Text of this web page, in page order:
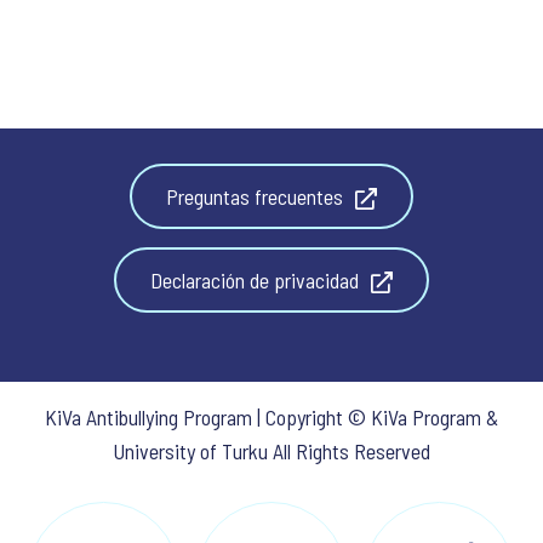
Preguntas frecuentes
Declaración de privacidad
KiVa Antibullying Program | Copyright © KiVa Program &
University of Turku All Rights Reserved